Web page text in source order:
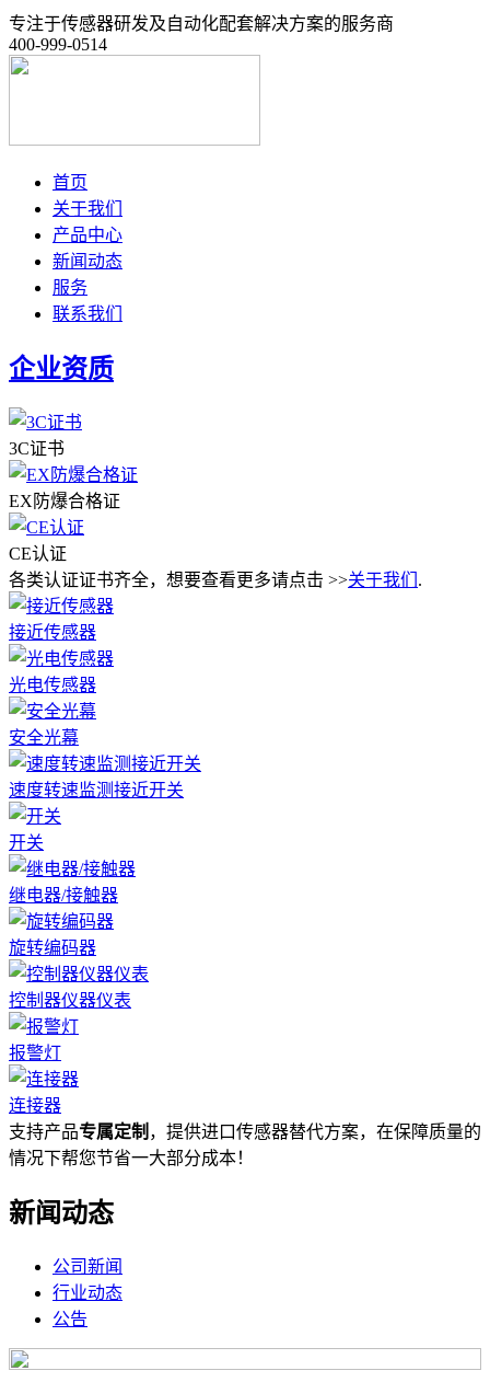
专注于传感器研发及自动化配套解决方案的服务商
400-999-0514
首页
关于我们
产品中心
新闻动态
服务
联系我们
企业资质
3C证书
EX防爆合格证
CE认证
各类认证证书齐全，想要查看更多请点击 >>关于我们 .
接近传感器
光电传感器
安全光幕
速度转速监测接近开关
开关
继电器/接触器
旋转编码器
控制器仪器仪表
报警灯
连接器
支持产品专属定制 ，提供进口传感器替代方案，在保障质量的
情况下帮您节省一大部分成本！
新闻动态
公司新闻
行业动态
公告